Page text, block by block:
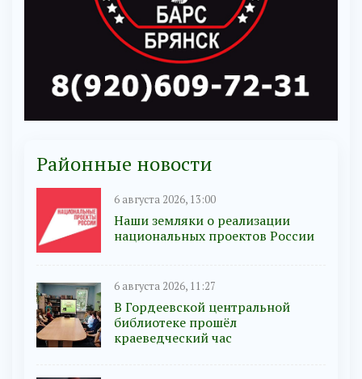
Районные новости
6 августа 2026, 13:00
Наши земляки о реализации
национальных проектов России
6 августа 2026, 11:27
В Гордеевской центральной
библиотеке прошёл
краеведческий час